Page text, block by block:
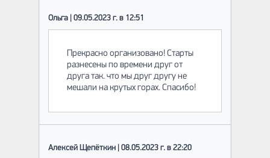
Ольга | 09.05.2023 г. в 12:51
Прекрасно организовано! Старты
разнесены по времени друг от
друга так. что мы друг другу не
мешали на крутых горах. Спасибо!
Алексей Щепёткин | 08.05.2023 г. в 22:20